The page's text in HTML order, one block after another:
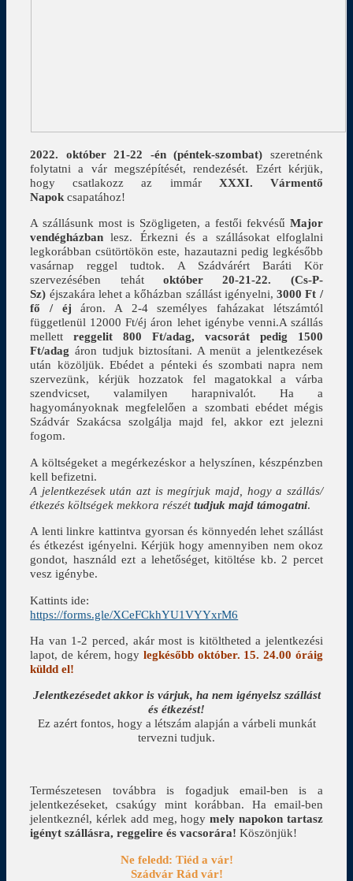
2022. október 21-22 -én (péntek-szombat) szeretnénk
folytatni a vár megszépítését, rendezését. Ezért kérjük,
hogy csatlakozz az immár XXXI. Vármentő
Napokcsapatához!
A szállásunk most is Szögligeten, a festői fekvésű Major
vendégházban lesz. Érkezni és a szállásokat elfoglalni
legkorábban csütörtökön este, hazautazni pedig legkésőbb
vasárnap reggel tudtok. A Szádvárért Baráti Kör
szervezésében tehát október 20-21-22. (Cs-P-
Sz) éjszakára lehet a kőházban szállást igényelni,3000 Ft /
fő / éj áron. A 2-4 személyes faházakat létszámtól
függetlenül 12000 Ft/éj áron lehet igénybe venni.A szállás
mellettreggelit 800 Ft/adag, vacsorát pedig 1500
Ft/adag áron tudjuk biztosítani. A menüt a jelentkezések
után közöljük. Ebédet a pénteki és szombati napra nem
szervezünk, kérjük hozzatok fel magatokkal a várba
szendvicset, valamilyen harapnivalót. Ha a
hagyományoknak megfelelően a szombati ebédet mégis
Szádvár Szakácsa szolgálja majd fel, akkor ezt jelezni
fogom.
A költségeket a megérkezéskor a helyszínen, készpénzben
kell befizetni.
A jelentkezések után azt is megírjuk majd, hogy a szállás/
étkezés költségek mekkora részéttudjuk majd támogatni.
A lenti linkre kattintva gyorsan és könnyedén lehet szállást
és étkezést igényelni. Kérjük hogy amennyiben nem okoz
gondot, használd ezt a lehetőséget, kitöltése kb. 2 percet
vesz igénybe.
Kattints ide:
https://forms.gle/XCeFCkhYU1VYYxrM6
Ha van 1-2 perced, akár most is kitöltheted a jelentkezési
lapot, de kérem, hogy legkésőbb október. 15. 24.00 óráig
küldd el!
Jelentkezésedet akkor is várjuk, ha nem igényelsz szállást
és étkezést!
Ez azért fontos, hogy a létszám alapján a várbeli munkát
tervezni tudjuk.
Természetesen továbbra is fogadjuk email-ben is a
jelentkezéseket, csakúgy mint korábban. Ha email-ben
jelentkeznél, kérlek add meg, hogymely napokon tartasz
igényt szállásra, reggelire és vacsorára!Köszönjük!
Ne feledd: Tiéd a vár!
Szádvár Rád vár!